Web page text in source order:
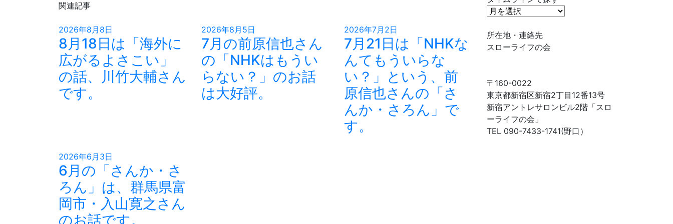
関連記事
2026年8月8日
8月18日は「海外に
広がるよさこい」
の話、川竹大輔さん
です。
2026年8月5日
7月の前原信也さん
の「NHKはもうい
らない？」のお話
は大好評。
2026年7月2日
7月21日は「NHKな
んてもういらな
い？」という、前
原信也さんの「さ
んか・さろん」で
す。
2026年6月3日
6月の「さんか・さ
ろん」は、群馬県富
岡市・入山寛之さん
のお話です。
タ
ム
ラ
で
探
す
所在地・連絡先
スローライフの会
〒160-0022
東京都新宿区新宿2丁目12番13号
新宿アントレサロンビル2階「スロ
ーライフの会」
TEL 090-7433-1741(野口）